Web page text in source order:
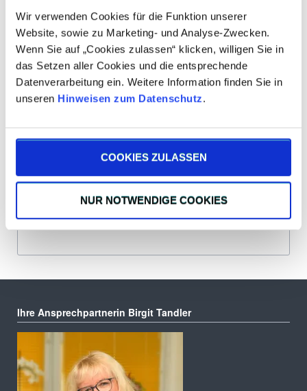
Wir verwenden Cookies für die Funktion unserer
Website, sowie zu Marketing- und Analyse-Zwecken.
Wenn Sie auf „Cookies zulassen“ klicken, willigen Sie in
das Setzen aller Cookies und die entsprechende
Datenverarbeitung ein. Weitere Information finden Sie in
unseren Hinweisen zum Datenschutz.
COOKIES ZULASSEN
NUR NOTWENDIGE COOKIES
Besuchen Sie unsere Fertigung
Ersatzteile, Reparatur & Wartung
Ihre Ansprechpartnerin Birgit Tandler